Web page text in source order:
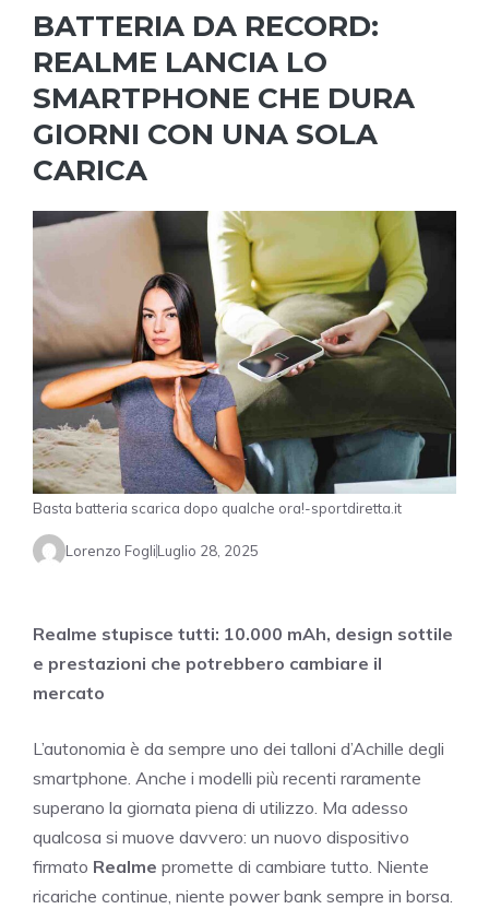
BATTERIA DA RECORD:
REALME LANCIA LO
SMARTPHONE CHE DURA
GIORNI CON UNA SOLA
CARICA
Basta batteria scarica dopo qualche ora!-sportdiretta.it
Lorenzo FogliLuglio 28, 2025
Realme stupisce tutti: 10.000 mAh, design sottile
e prestazioni che potrebbero cambiare il
mercato
L’autonomia è da sempre uno dei talloni d’Achille degli
smartphone. Anche i modelli più recenti raramente
superano la giornata piena di utilizzo. Ma adesso
qualcosa si muove davvero: un nuovo dispositivo
firmato Realme promette di cambiare tutto. Niente
ricariche continue, niente power bank sempre in borsa.